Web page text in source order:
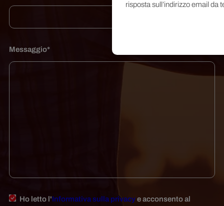
Messaggio*
Ho letto l'Informativa sulla privacye acconsento al
risposta sull’indirizzo email da